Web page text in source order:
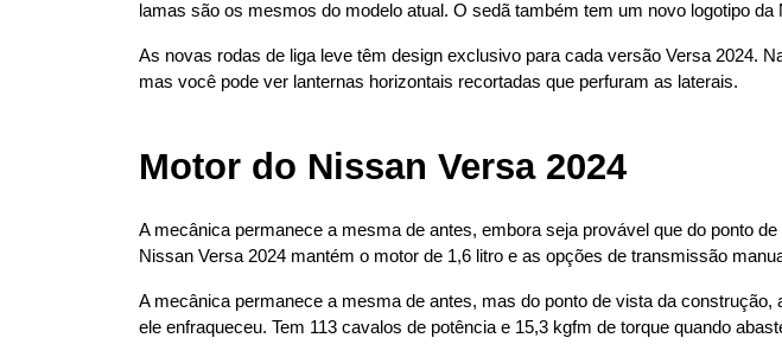
lamas são os mesmos do modelo atual. O sedã também tem um novo logotipo da
As novas rodas de liga leve têm design exclusivo para cada versão Versa 2024.
mas você pode ver lanternas horizontais recortadas que perfuram as laterais.
Motor do Nissan Versa 2024
A mecânica permanece a mesma de antes, embora seja provável que do ponto
Nissan Versa 2024 mantém o motor de 1,6 litro e as opções de transmissão
A mecânica permanece a mesma de antes, mas do ponto de vista da
ele enfraqueceu. Tem 113 cavalos de potência e 15,3 kgfm de torque quando